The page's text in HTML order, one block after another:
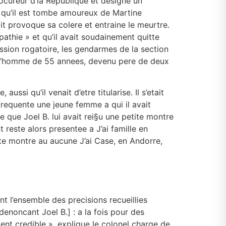
est tombe amoureux de Martine
provoque sa colere et entraine le meurtre.
» et qu’il avait soudainement quitte
rogatoire, les gendarmes de la section
de 55 annees, devenu pere de deux
qu’il venait d’etre titularise. Il s’etait
une jeune femme a qui il avait
que Joel B. lui avait rei§u une petite montre
alors presentee a J’ai famille en
au aucune J’ai Case, en Andorre,
l’ensemble des precisions recueillies
Joel B.] : a la fois pour des
credible », explique le colonel charge de